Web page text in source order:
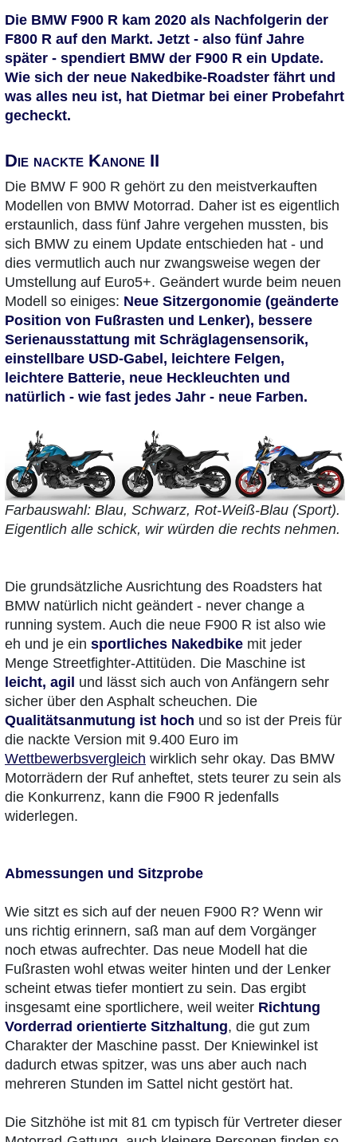
Die BMW F900 R kam 2020 als Nachfolgerin der
F800 R auf den Markt. Jetzt - also fünf Jahre
später - spendiert BMW der F900 R ein Update.
Wie sich der neue Nakedbike-Roadster fährt und
was alles neu ist, hat Dietmar bei einer Probefahrt
gecheckt.
Die nackte Kanone II
Die BMW F 900 R gehört zu den meistverkauften
Modellen von BMW Motorrad. Daher ist es eigentlich
erstaunlich, dass fünf Jahre vergehen mussten, bis
sich BMW zu einem Update entschieden hat - und
dies vermutlich auch nur zwangsweise wegen der
Umstellung auf Euro5+. Geändert wurde beim neuen
Modell so einiges: Neue Sitzergonomie (geänderte
Position von Fußrasten und Lenker), bessere
Serienausstattung mit Schräglagensensorik,
einstellbare USD-Gabel, leichtere Felgen,
leichtere Batterie, neue Heckleuchten und
natürlich - wie fast jedes Jahr - neue Farben.
Farbauswahl: Blau, Schwarz, Rot-Weiß-Blau (Sport).
Eigentlich alle schick, wir würden die rechts nehmen.
Die grundsätzliche Ausrichtung des Roadsters hat
BMW natürlich nicht geändert - never change a
running system. Auch die neue F900 R ist also wie
eh und je ein sportliches Nakedbike mit jeder
Menge Streetfighter-Attitüden. Die Maschine ist
leicht, agil und lässt sich auch von Anfängern sehr
sicher über den Asphalt scheuchen. Die
Qualitätsanmutung ist hoch und so ist der Preis für
die nackte Version mit 9.400 Euro im
Wettbewerbsvergleich wirklich sehr okay. Das BMW
Motorrädern der Ruf anheftet, stets teurer zu sein als
die Konkurrenz, kann die F900 R jedenfalls
widerlegen.
Abmessungen und Sitzprobe
Wie sitzt es sich auf der neuen F900 R? Wenn wir
uns richtig erinnern, saß man auf dem Vorgänger
noch etwas aufrechter. Das neue Modell hat die
Fußrasten wohl etwas weiter hinten und der Lenker
scheint etwas tiefer montiert zu sein. Das ergibt
insgesamt eine sportlichere, weil weiter Richtung
Vorderrad orientierte Sitzhaltung, die gut zum
Charakter der Maschine passt. Der Kniewinkel ist
dadurch etwas spitzer, was uns aber auch nach
mehreren Stunden im Sattel nicht gestört hat.
Die Sitzhöhe ist mit 81 cm typisch für Vertreter dieser